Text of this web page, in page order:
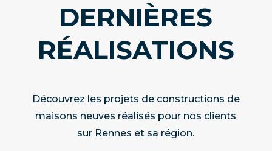
DERNIÈRES
RÉALISATIONS
Découvrez les projets de constructions de
maisons neuves réalisés pour nos clients
sur Rennes et sa région.